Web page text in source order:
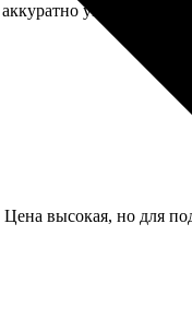
упакованное в
высокая, но для